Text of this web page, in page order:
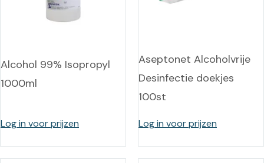
Alcohol 99% Isopropyl
1000ml
Log in voor prijzen
Aseptonet Alcoholvrije
Desinfectie doekjes
100st
Log in voor prijzen